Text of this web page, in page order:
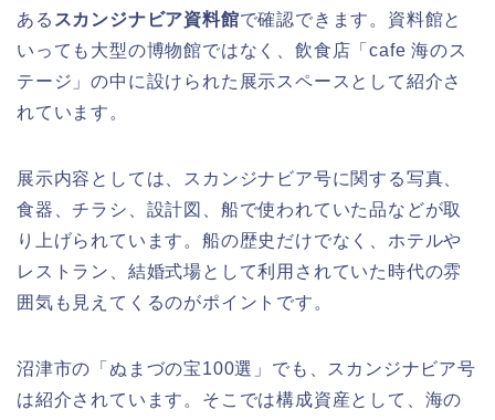
ある スカンジナビア資料館で確認できます。資料館と
いっても大型の博物館ではなく、飲食店「cafe 海のス
テージ」の中に設けられた展示スペースとして紹介さ
れています。
展示内容としては、スカンジナビア号に関する写真、
食器、チラシ、設計図、船で使われていた品などが取
り上げられています。船の歴史だけでなく、ホテルや
レストラン、結婚式場として利用されていた時代の雰
囲気も見えてくるのがポイントです。
沼津市の「ぬまづの宝100選」でも、スカンジナビア号
は紹介されています。そこでは構成資産として、海の